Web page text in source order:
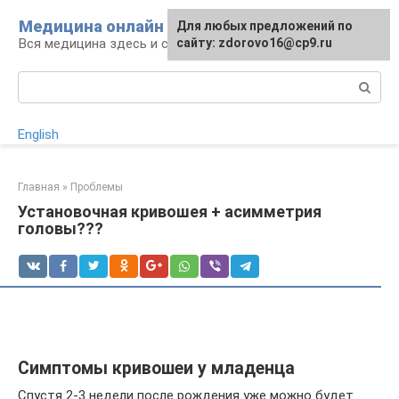
контенту
Медицина онлайн
Вся медицина здесь и сейчас
English
Главная » Проблемы
Установочная кривошея + асимметрия
головы???
Симптомы кривошеи у младенца
Спустя 2-3 недели после рождения уже можно будет
Для любых предложений по
сайту: zdorovo16@cp9.ru